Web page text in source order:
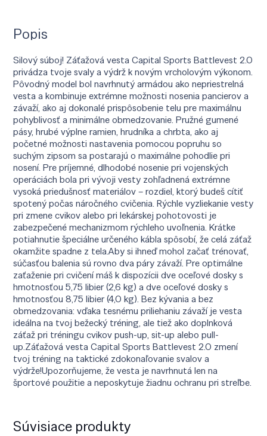
Popis
Silový súboj! Záťažová vesta Capital Sports Battlevest 2.0
privádza tvoje svaly a výdrž k novým vrcholovým výkonom.
Pôvodný model bol navrhnutý armádou ako nepriestrelná
vesta a kombinuje extrémne možnosti nosenia pancierov a
závaží, ako aj dokonalé prispôsobenie telu pre maximálnu
pohyblivosť a minimálne obmedzovanie. Pružné gumené
pásy, hrubé výplne ramien, hrudníka a chrbta, ako aj
početné možnosti nastavenia pomocou popruhu so
suchým zipsom sa postarajú o maximálne pohodlie pri
nosení. Pre príjemné, dlhodobé nosenie pri vojenských
operáciách bola pri vývoji vesty zohľadnená extrémne
vysoká priedušnosť materiálov – rozdiel, ktorý budeš cítiť
spotený počas náročného cvičenia. Rýchle vyzliekanie vesty
pri zmene cvikov alebo pri lekárskej pohotovosti je
zabezpečené mechanizmom rýchleho uvoľnenia. Krátke
potiahnutie špeciálne určeného kábla spôsobí, že celá záťaž
okamžite spadne z tela.Aby si ihneď mohol začať trénovať,
súčasťou balenia sú rovno dva páry závaží. Pre optimálne
zaťaženie pri cvičení máš k dispozícii dve oceľové dosky s
hmotnosťou 5,75 libier (2,6 kg) a dve oceľové dosky s
hmotnosťou 8,75 libier (4,0 kg). Bez kývania a bez
obmedzovania: vďaka tesnému priliehaniu závaží je vesta
ideálna na tvoj bežecký tréning, ale tiež ako doplnková
záťaž pri tréningu cvikov push-up, sit-up alebo pull-
up.Záťažová vesta Capital Sports Battlevest 2.0 zmení
tvoj tréning na taktické zdokonaľovanie svalov a
výdrže!Upozorňujeme, že vesta je navrhnutá len na
športové použitie a neposkytuje žiadnu ochranu pri streľbe.
Súvisiace produkty